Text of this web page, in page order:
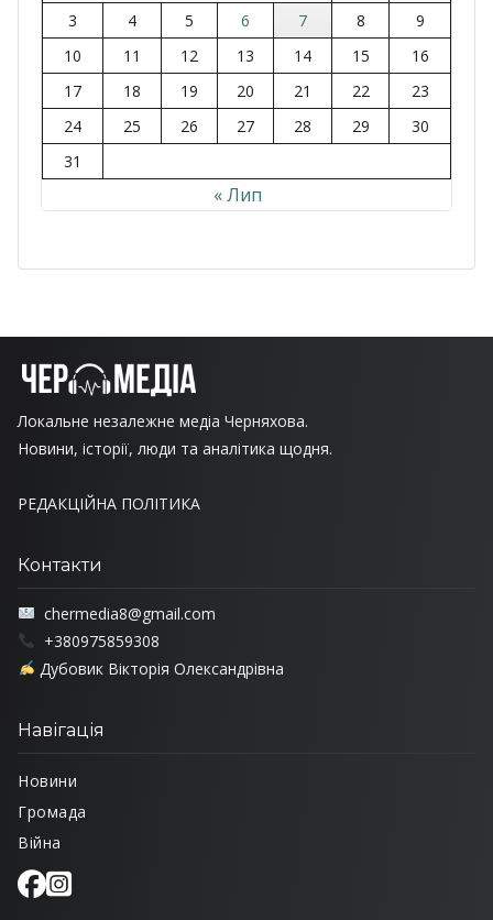
3
4 5 6 7 8
9
10
11 12 13 14 15
16
17
18 19 20 21 22
23
24
25 26 27 28 29
30
31
« Лип
Локальне незалежне медіа Черняхова.
Новини, історії, люди та аналітика щодня.
РЕДАКЦІЙНА ПОЛІТИКА
Контакти
chermedia8@gmail.com
+380975859308
Дубовик Вікторія Олександрівна
Навігація
Новини
Громада
Війна